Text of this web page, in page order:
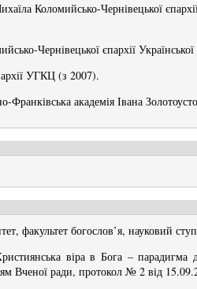
Коломийсько-Чернівецької
Чернівецької єпархії
УГКЦ (з 2007).
академія Івана
факультет богослов’я, науковий
віра в Бога –
Вченої ради, протокол № 2 від